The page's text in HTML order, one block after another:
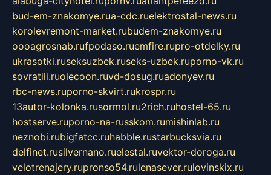
bud-em-znakomye.rua-cdc.ruelektrostal-news.ru
korolevremont-market.rubudem-znakomye.ru
oooagrosnab.rufpodaso.ruemfire.rupro-otdelky.ru
ukrasotki.ruseksuzbek.ruseks-uzbek.ruporno-vk.ru
sovratili.ruolecoon.ruvd-dosug.ruadonyev.ru
rbc-news.ruporno-skvirt.rukrospr.ru
13autor-kolonka.rusormol.ru2rich.ruhostel-65.ru
hostserve.ruporno-na-russkom.rumishinlab.ru
neznobi.rubigfatcc.ruhabble.rustarbucksvia.ru
delfinet.rusilvernano.ruelestal.ruvektor-doroga.ru
velotrenajery.rupronso54.rulenasever.rulovinskix.ru